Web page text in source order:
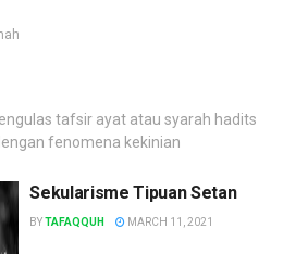
tafsir ayat atau syarah hadits
fenomena kekinian
Sekularisme Tipuan Setan
BYTAFAQQUH MARCH 11, 2021